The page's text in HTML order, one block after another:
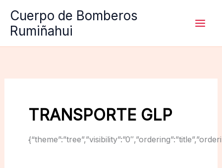
contenido
Cuerpo de Bomberos
Rumiñahui
TRANSPORTE GLP